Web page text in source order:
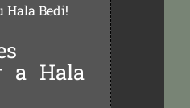
Hala Bedi!
a Hala